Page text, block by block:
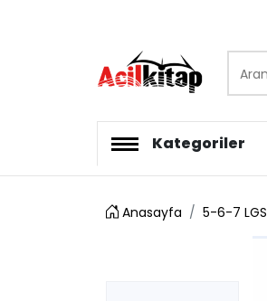
logo
Kategoriler
Anasayfa 5-6-7 LGS